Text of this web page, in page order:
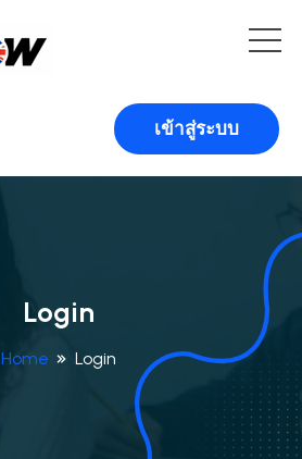
เข้าสู่ระบบ
Login
Home Login